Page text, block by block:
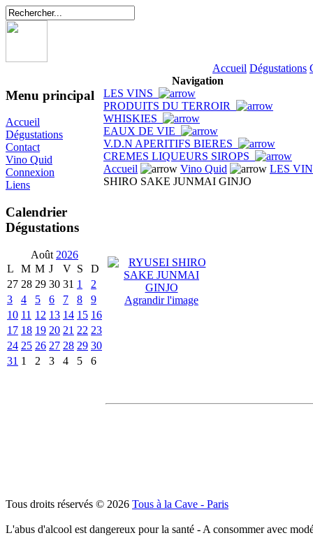
Accueil Dégustations
Menu principal
Accueil
Dégustations
Contact
Vino Quid
Connexion
Liens
Calendrier
Dégustations
Août 2026
L
M M J V S
D
27 28 29 30 31 1
2
3
4 5 6 7 8
9
10 11 12 13 14 15 16
17 18 19 20 21 22 23
24 25 26 27 28 29 30
31 1 2 3 4 5 6
Navigation
LES VINS
PRODUITS DU TERROIR
WHISKIES
EAUX DE VIE
V.D.N APERITIFS BIERES
CREMES LIQUEURS SIROPS
Accueil
Vino Quid
LES
SHIRO SAKE JUNMAI GINJO
Agrandir l'image
Tous droits réservés © 2026 Tous à la Cave - Paris
L'abus d'alcool est dangereux pour la santé - A consommer avec